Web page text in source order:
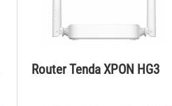
Router Tenda XPON HG3